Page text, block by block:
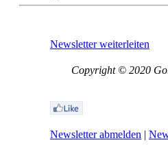
Newsletter weiterleiten
Copyright © 2020
Newsletter abmelden